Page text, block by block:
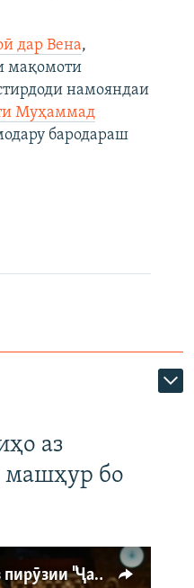
дар Вена,
мақомоти
намояндаи
Муҳаммад
бародараш
аз
машҳур бо
Ҳаводории арманиҳо аз пирӯзии "Ҷаллод"-и тоҷик